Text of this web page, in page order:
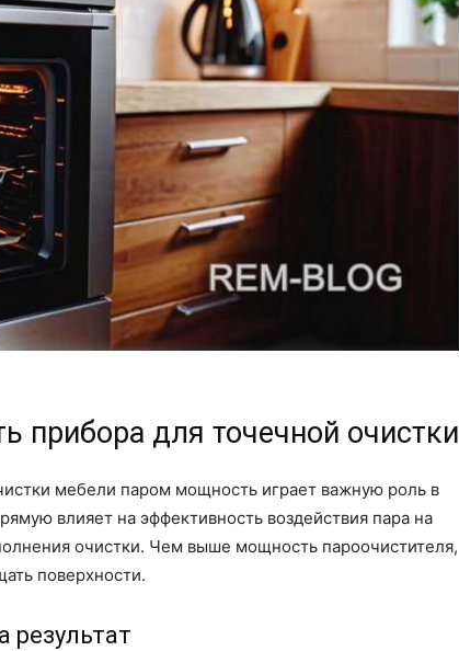
прибора для точечной очистки
мебели паром мощность играет важную роль в
влияет на эффективность воздействия пара на
очистки. Чем выше мощность пароочистителя,
поверхности.
результат